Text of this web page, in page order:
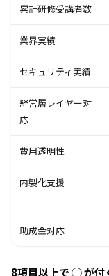
累計研修受講者数
業界実績
セキュリティ実績
経営層レイヤー対
応
費用透明性
内製化支援
助成金対応
8項目以上で ◯ が付